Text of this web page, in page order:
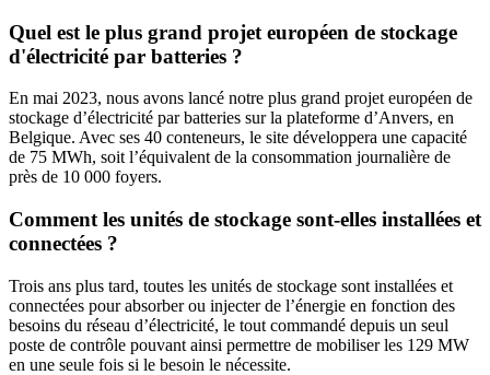
Quel est le plus grand projet européen de stockage
d'électricité par batteries ?
En mai 2023, nous avons lancé notre plus grand projet européen de
stockage d’électricité par batteries sur la plateforme d’Anvers, en
Belgique. Avec ses 40 conteneurs, le site développera une capacité
de 75 MWh, soit l’équivalent de la consommation journalière de
près de 10 000 foyers.
Comment les unités de stockage sont-elles installées et
connectées ?
Trois ans plus tard, toutes les unités de stockage sont installées et
connectées pour absorber ou injecter de l’énergie en fonction des
besoins du réseau d’électricité, le tout commandé depuis un seul
poste de contrôle pouvant ainsi permettre de mobiliser les 129 MW
en une seule fois si le besoin le nécessite.